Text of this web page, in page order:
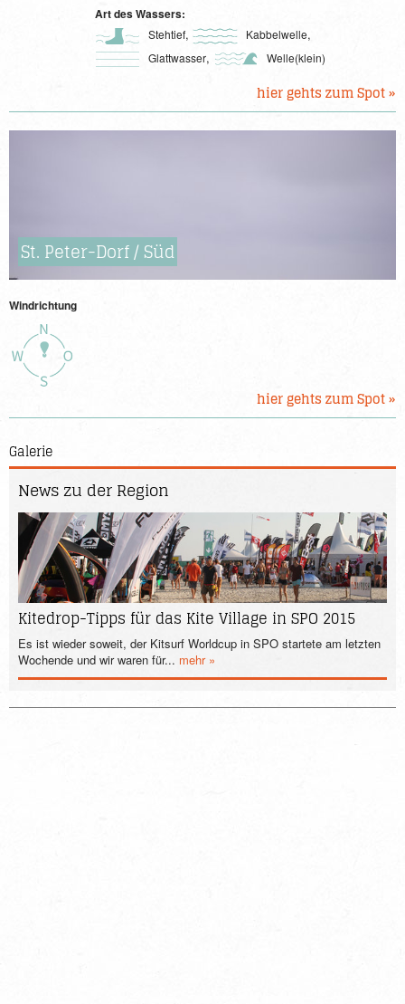
Art des Wassers:
Stehtief, Kabbelwelle,
Glattwasser, Welle(klein)
hier gehts zum Spot »
St. Peter-Dorf / Süd
Windrichtung
hier gehts zum Spot »
Galerie
News zu der Region
Mon, 24. August, 2015
Kitedrop-Tipps für das Kite Village in SPO 2015
Es ist wieder soweit, der Kitsurf Worldcup in SPO startete am letzten
Wochende und wir waren für... mehr »